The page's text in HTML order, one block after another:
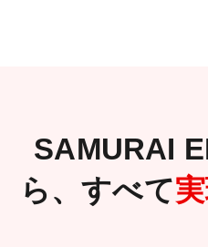
SAMURAI
ら、すべて